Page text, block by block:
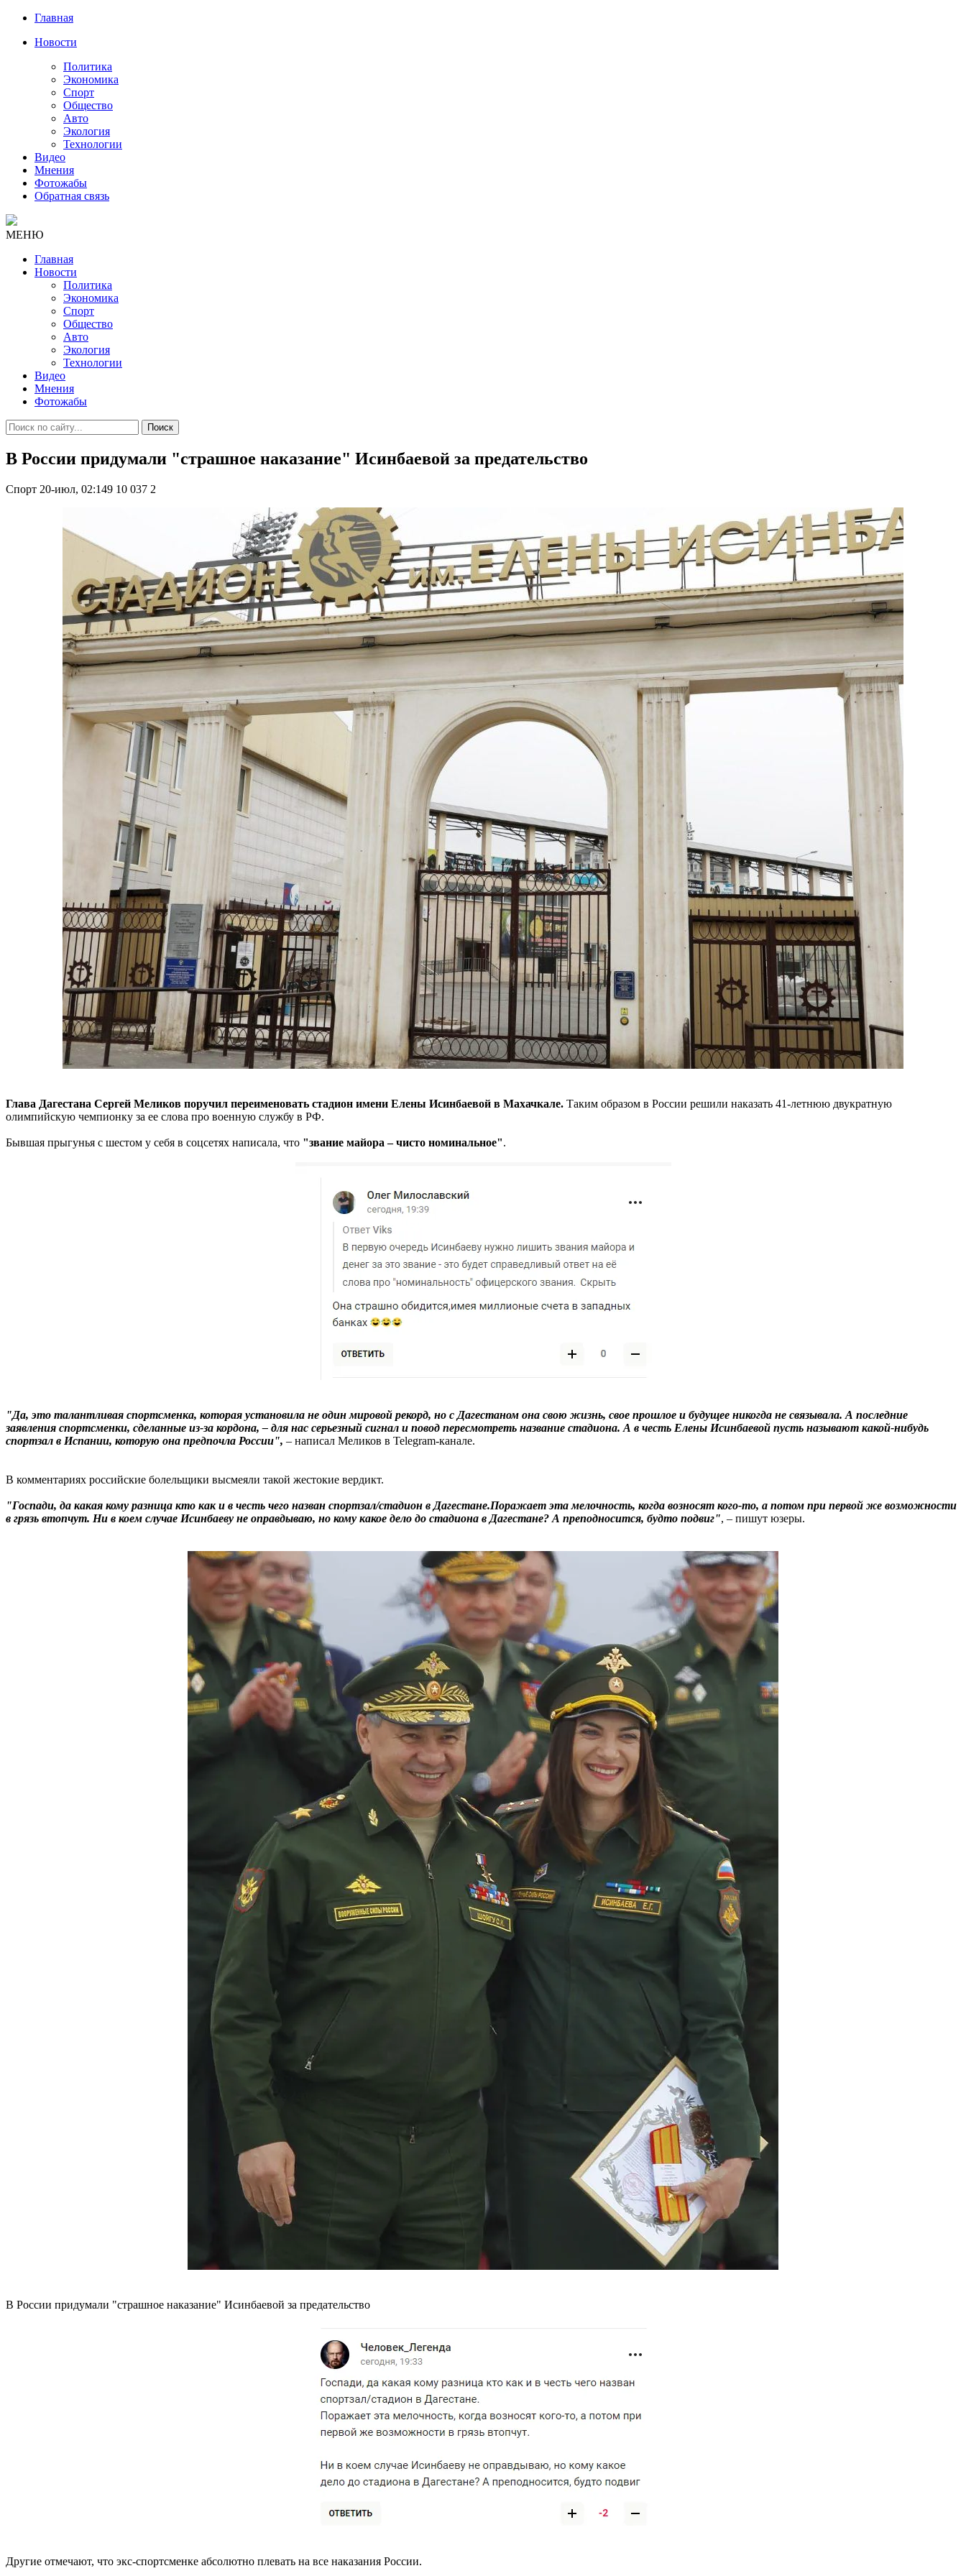
Главная
Новости
Политика
Экономика
Спорт
Общество
Авто
Экология
Технологии
Видео
Мнения
Фотожабы
Обратная связь
МЕНЮ
Главная
Новости
Политика
Экономика
Спорт
Общество
Авто
Экология
Технологии
Видео
Мнения
Фотожабы
Поиск
В России придумали "страшное наказание" Исинбаевой за предательство
Спорт 20-июл, 02:149 10 037 2
Глава Дагестана Сергей Меликов поручил переименовать стадион имени Елены Исинбаевой в Махачкале. Таким образом в России решили наказать 41-летнюю двукратную
олимпийскую чемпионку за ее слова про военную службу в РФ.
Бывшая прыгунья с шестом у себя в соцсетях написала, что "звание майора – чисто номинальное".
"Да, это талантливая спортсменка, которая установила не один мировой рекорд, но с Дагестаном она свою жизнь, свое прошлое и будущее никогда не связывала. А последние
заявления спортсменки, сделанные из-за кордона, – для нас серьезный сигнал и повод пересмотреть название стадиона. А в честь Елены Исинбаевой пусть называют какой-нибудь
спортзал в Испании, которую она предпочла России", – написал Меликов в Telegram-канале.
В комментариях российские болельщики высмеяли такой жестокие вердикт.
"Госпади, да какая кому разница кто как и в честь чего назван спортзал/стадион в Дагестане.Поражает эта мелочность, когда возносят кого-то, а потом при первой же возможности
в грязь втопчут. Ни в коем случае Исинбаеву не оправдываю, но кому какое дело до стадиона в Дагестане? А преподносится, будто подвиг", – пишут юзеры.
В России придумали "страшное наказание" Исинбаевой за предательство
Другие отмечают, что экс-спортсменке абсолютно плевать на все наказания России.